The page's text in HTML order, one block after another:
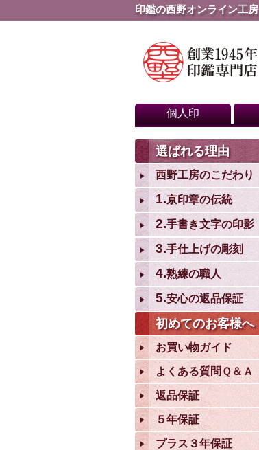
印鑑の西野オンライン工房
個人印
選ばれる理由
西野工房のこだわり
1.京印章の伝統
2.手書き文字の印影
3.手仕上げの彫刻
4.熟練の職人
5.安心の返品保証
初めてのお客様へ
お買い物ガイド
よくある質問Ｑ＆Ａ
返品保証
５年保証
プラス３年保証